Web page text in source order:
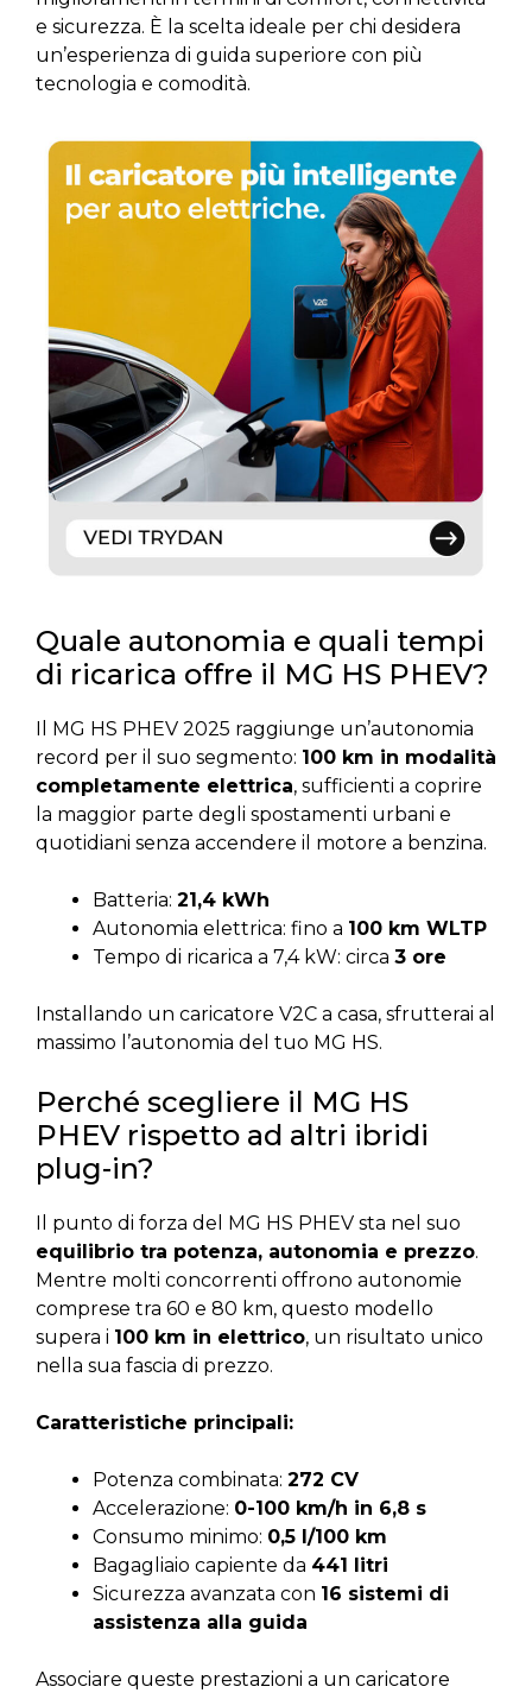
e sicurezza. È la scelta ideale per chi desidera
un’esperienza di guida superiore con più
tecnologia e comodità.
Quale autonomia e quali tempi
di ricarica offre il MG HS PHEV?
Il MG HS PHEV 2025 raggiunge un’autonomia
record per il suo segmento: 100 km in modalità
completamente elettrica, sufficienti a coprire
la maggior parte degli spostamenti urbani e
quotidiani senza accendere il motore a benzina.
Batteria: 21,4 kWh
Autonomia elettrica: fino a 100 km WLTP
Tempo di ricarica a 7,4 kW: circa 3 ore
Installando un caricatore V2C a casa, sfrutterai al
massimo l’autonomia del tuo MG HS.
Perché scegliere il MG HS
PHEV rispetto ad altri ibridi
plug-in?
Il punto di forza del MG HS PHEV sta nel suo
equilibrio tra potenza, autonomia e prezzo.
Mentre molti concorrenti offrono autonomie
comprese tra 60 e 80 km, questo modello
supera i 100 km in elettrico, un risultato unico
nella sua fascia di prezzo.
Caratteristiche principali:
Potenza combinata: 272 CV
Accelerazione: 0-100 km/h in 6,8 s
Consumo minimo: 0,5 l/100 km
Bagagliaio capiente da 441 litri
Sicurezza avanzata con 16 sistemi di
assistenza alla guida
Associare queste prestazioni a un caricatore